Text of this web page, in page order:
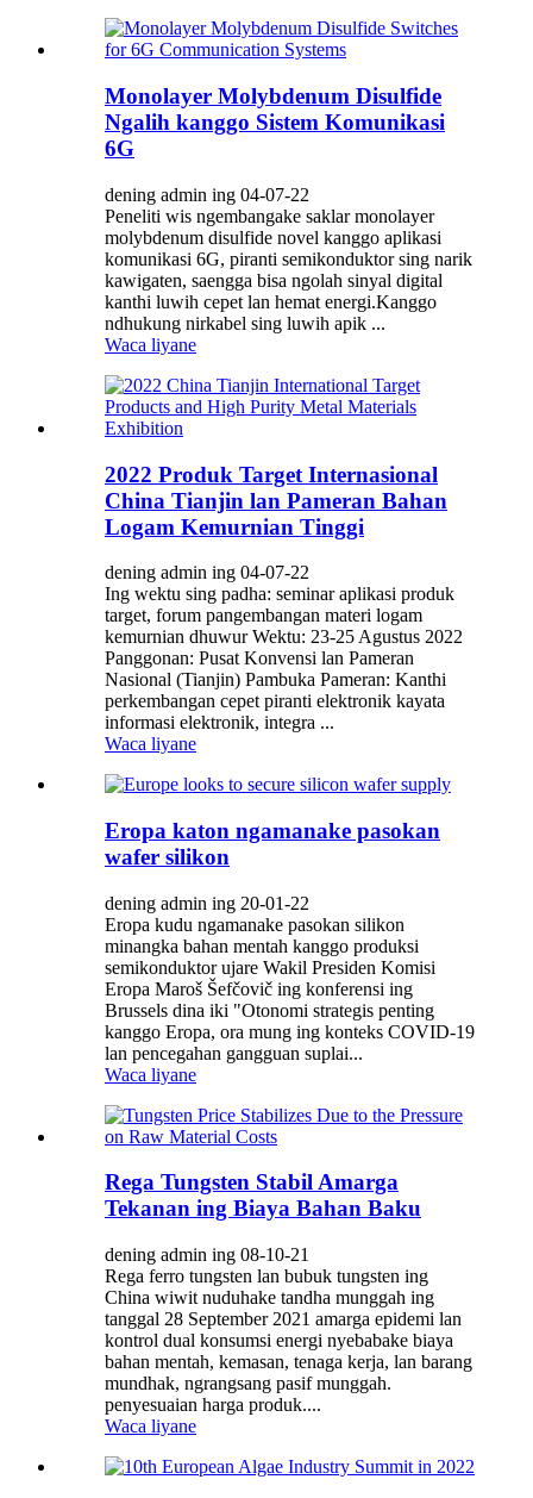
Monolayer Molybdenum Disulfide
Ngalih kanggo Sistem Komunikasi
6G
dening admin ing 04-07-22
Peneliti wis ngembangake saklar monolayer
molybdenum disulfide novel kanggo aplikasi
komunikasi 6G, piranti semikonduktor sing narik
kawigaten, saengga bisa ngolah sinyal digital
kanthi luwih cepet lan hemat energi.Kanggo
ndhukung nirkabel sing luwih apik ...
Waca liyane
2022 Produk Target Internasional
China Tianjin lan Pameran Bahan
Logam Kemurnian Tinggi
dening admin ing 04-07-22
Ing wektu sing padha: seminar aplikasi produk
target, forum pangembangan materi logam
kemurnian dhuwur Wektu: 23-25 ​​Agustus 2022
Panggonan: Pusat Konvensi lan Pameran
Nasional (Tianjin) Pambuka Pameran: Kanthi
perkembangan cepet piranti elektronik kayata
informasi elektronik, integra ...
Waca liyane
Eropa katon ngamanake pasokan
wafer silikon
dening admin ing 20-01-22
Eropa kudu ngamanake pasokan silikon
minangka bahan mentah kanggo produksi
semikonduktor ujare Wakil Presiden Komisi
Eropa Maroš Šefčovič ing konferensi ing
Brussels dina iki "Otonomi strategis penting
kanggo Eropa, ora mung ing konteks COVID-19
lan pencegahan gangguan suplai...
Waca liyane
Rega Tungsten Stabil Amarga
Tekanan ing Biaya Bahan Baku
dening admin ing 08-10-21
Rega ferro tungsten lan bubuk tungsten ing
China wiwit nuduhake tandha munggah ing
tanggal 28 September 2021 amarga epidemi lan
kontrol dual konsumsi energi nyebabake biaya
bahan mentah, kemasan, tenaga kerja, lan barang
mundhak, ngrangsang pasif munggah.
penyesuaian harga produk....
Waca liyane